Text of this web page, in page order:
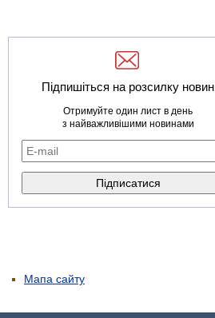
Підпишіться на розсилку новин
Отримуйте один лист в день
з найважливішими новинами
Мапа сайту